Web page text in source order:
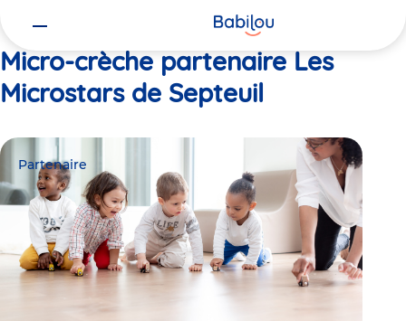
Micro-crèche partenaire Les
Microstars de Septeuil
Partenaire